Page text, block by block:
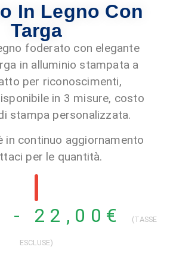
In Legno Con
Targa
foderato con elegante
in alluminio stampata a
per riconoscimenti,
in 3 misure, costo
stampa personalizzata.
in continuo aggiornamento
per le quantità.
- 22,00 € (TASSE
ESCLUSE)